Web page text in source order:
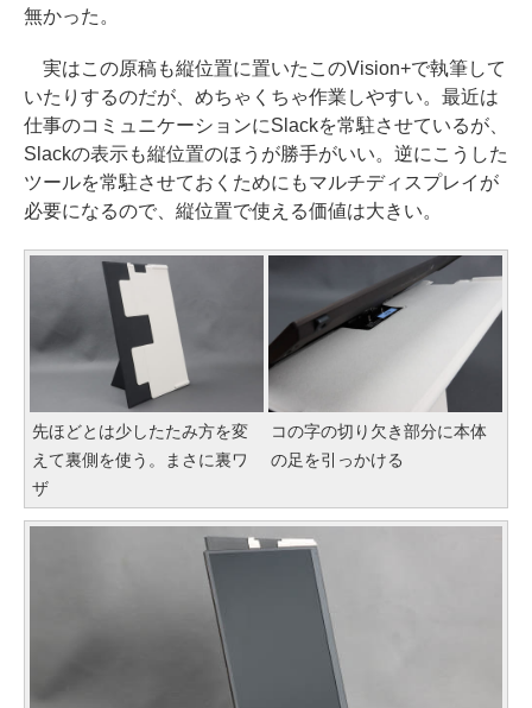
無かった。
実はこの原稿も縦位置に置いたこのVision+で執筆して
いたりするのだが、めちゃくちゃ作業しやすい。最近は
仕事のコミュニケーションにSlackを常駐させているが、
Slackの表示も縦位置のほうが勝手がいい。逆にこうした
ツールを常駐させておくためにもマルチディスプレイが
必要になるので、縦位置で使える価値は大きい。
先ほどとは少したたみ方を変
えて裏側を使う。まさに裏ワ
ザ
コの字の切り欠き部分に本体
の足を引っかける